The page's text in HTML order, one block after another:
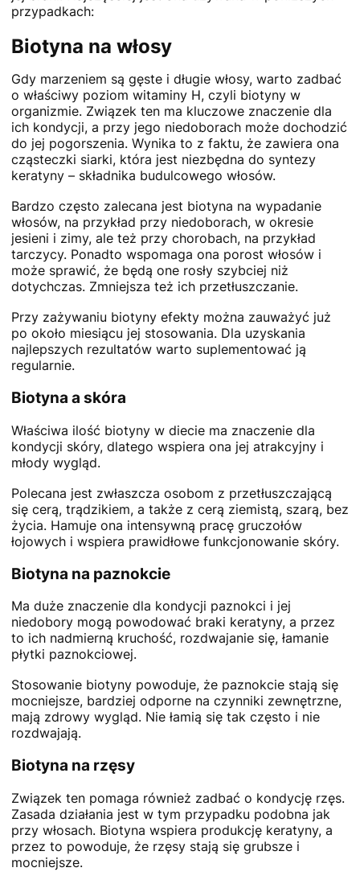
przypadkach:
Biotyna na włosy
Gdy marzeniem są gęste i długie włosy, warto zadbać
o właściwy poziom witaminy H, czyli biotyny w
organizmie. Związek ten ma kluczowe znaczenie dla
ich kondycji, a przy jego niedoborach może dochodzić
do jej pogorszenia. Wynika to z faktu, że zawiera ona
cząsteczki siarki, która jest niezbędna do syntezy
keratyny – składnika budulcowego włosów.
Bardzo często zalecana jest biotyna na wypadanie
włosów, na przykład przy niedoborach, w okresie
jesieni i zimy, ale też przy chorobach, na przykład
tarczycy. Ponadto wspomaga ona porost włosów i
może sprawić, że będą one rosły szybciej niż
dotychczas. Zmniejsza też ich przetłuszczanie.
Przy zażywaniu biotyny efekty można zauważyć już
po około miesiącu jej stosowania. Dla uzyskania
najlepszych rezultatów warto suplementować ją
regularnie.
Biotyna a skóra
Właściwa ilość biotyny w diecie ma znaczenie dla
kondycji skóry, dlatego wspiera ona jej atrakcyjny i
młody wygląd.
Polecana jest zwłaszcza osobom z przetłuszczającą
się cerą, trądzikiem, a także z cerą ziemistą, szarą, bez
życia. Hamuje ona intensywną pracę gruczołów
łojowych i wspiera prawidłowe funkcjonowanie skóry.
Biotyna na paznokcie
Ma duże znaczenie dla kondycji paznokci i jej
niedobory mogą powodować braki keratyny, a przez
to ich nadmierną kruchość, rozdwajanie się, łamanie
płytki paznokciowej.
Stosowanie biotyny powoduje, że paznokcie stają się
mocniejsze, bardziej odporne na czynniki zewnętrzne,
mają zdrowy wygląd. Nie łamią się tak często i nie
rozdwajają.
Biotyna na rzęsy
Związek ten pomaga również zadbać o kondycję rzęs.
Zasada działania jest w tym przypadku podobna jak
przy włosach. Biotyna wspiera produkcję keratyny, a
przez to powoduje, że rzęsy stają się grubsze i
mocniejsze.